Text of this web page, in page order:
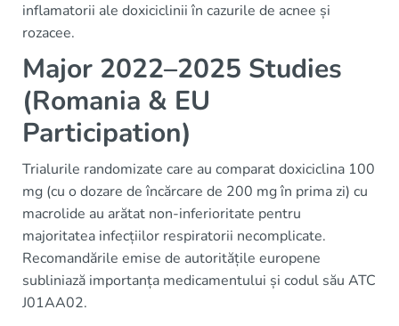
inflamatorii ale doxiciclinii în cazurile de acnee și
rozacee.
Major 2022–2025 Studies
(Romania & EU
Participation)
Trialurile randomizate care au comparat doxiciclina 100
mg (cu o dozare de încărcare de 200 mg în prima zi) cu
macrolide au arătat non-inferioritate pentru
majoritatea infecțiilor respiratorii necomplicate.
Recomandările emise de autoritățile europene
subliniază importanța medicamentului și codul său ATC
J01AA02.